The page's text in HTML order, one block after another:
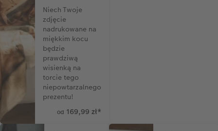
Niech Twoje
zdjęcie
nadrukowane na
miękkim kocu
będzie
prawdziwą
wisienką na
torcie tego
niepowtarzalnego
prezentu!
od 169,99 zł*